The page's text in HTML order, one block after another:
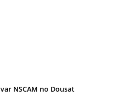
NSCAM no Dousat